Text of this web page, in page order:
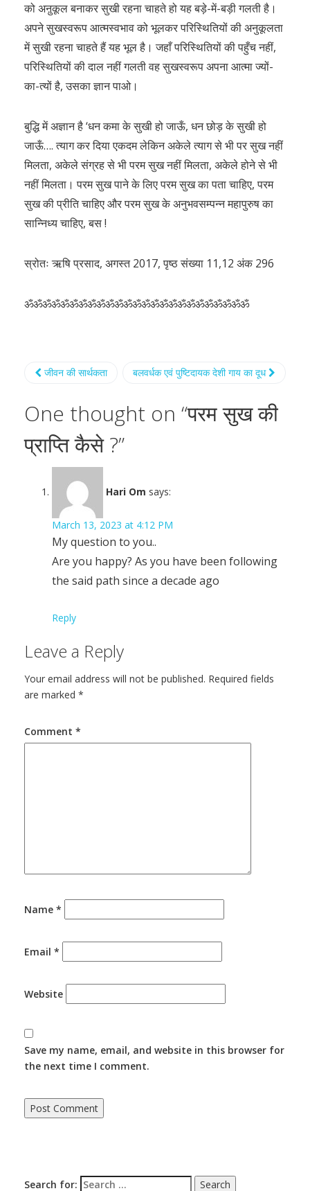
को अऩुकूल बनाकर सुखी रहना चाहते हो यह बड़े-में-बड़ी गलती है।
अपने सुखस्वरूप आत्मस्वभाव को भूलकर परिस्थितियों की अनुकूलता
में सुखी रहना चाहते हैं यह भूल है। जहाँ परिस्थितियों की पहुँच नहीं,
परिस्थितियों की दाल नहीं गलती वह सुखस्वरूप अपना आत्मा ज्यों-
का-त्यों है, उसका ज्ञान पाओ।
बुद्धि में अज्ञान है ‘धन कमा के सुखी हो जाऊँ, धन छोड़ के सुखी हो
जाऊँ…. त्याग कर दिया एकदम लेकिन अकेले त्याग से भी पर सुख नहीं
मिलता, अकेले संग्रह से भी परम सुख नहीं मिलता, अकेले होने से भी
नहीं मिलता। परम सुख पाने के लिए परम सुख का पता चाहिए, परम
सुख की प्रीति चाहिए और परम सुख के अनुभवसम्पन्न महापुरुष का
सान्निध्य चाहिए, बस !
स्रोतः ऋषि प्रसाद, अगस्त 2017, पृष्ठ संख्या 11,12 अंक 296
ॐॐॐॐॐॐॐॐॐॐॐॐॐॐॐॐॐॐॐॐॐॐॐॐॐ
जीवन की सार्थकता बलवर्धक एवं पुष्टिदायक देशी गाय का दूध
One thought on “परम सुख की
प्राप्ति कैसे ?”
Hari Om says:
March 13, 2023 at 4:12 PM
My question to you..
Are you happy? As you have been following
the said path since a decade ago
Reply
Leave a Reply
Your email address will not be published. Required fields
are marked *
Comment *
Name *
Email *
Website
Save my name, email, and website in this browser for
the next time I comment.
Search for: